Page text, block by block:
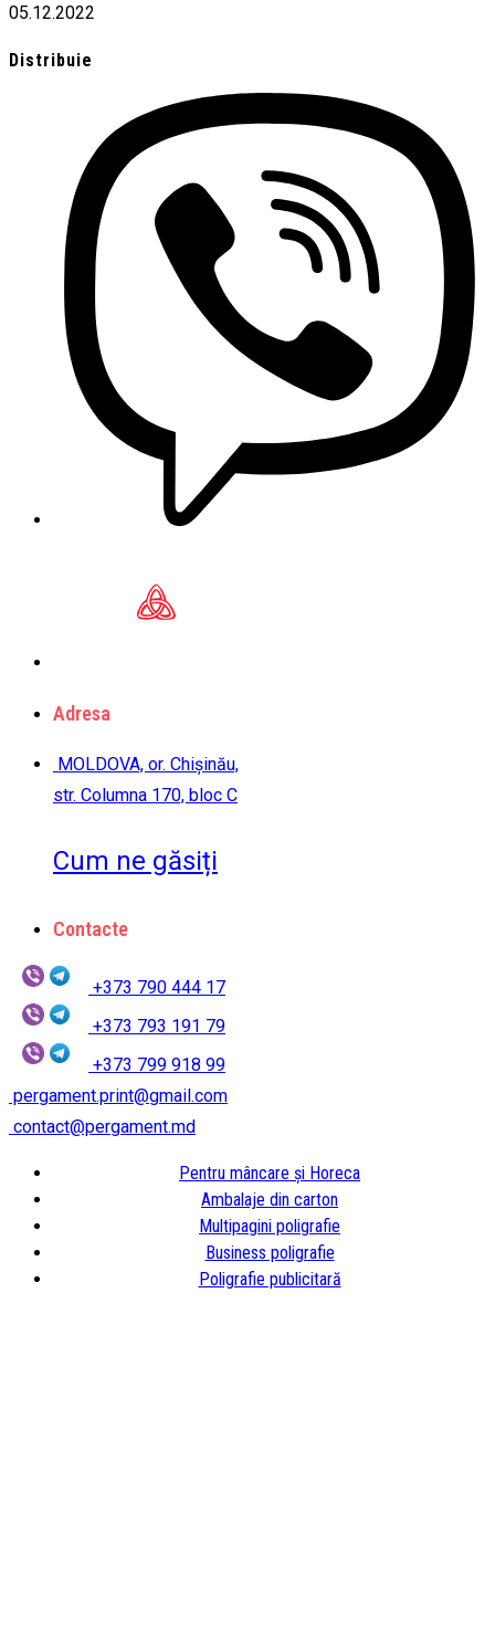
05.12.2022
Distribuie
Adresa
MOLDOVA, or. Chișinău,
str. Columna 170, bloc C
Cum ne găsiți
Contacte
+373 790 444 17
+373 793 191 79
+373 799 918 99
pergament.print@gmail.com
contact@pergament.md
Pentru mâncare și Horeca
Ambalaje din carton
Multipagini poligrafie
Business poligrafie
Poligrafie publicitară